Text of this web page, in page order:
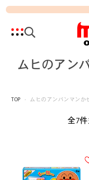
ムヒのアン
TOP ムヒのアンパンマンか
全7件